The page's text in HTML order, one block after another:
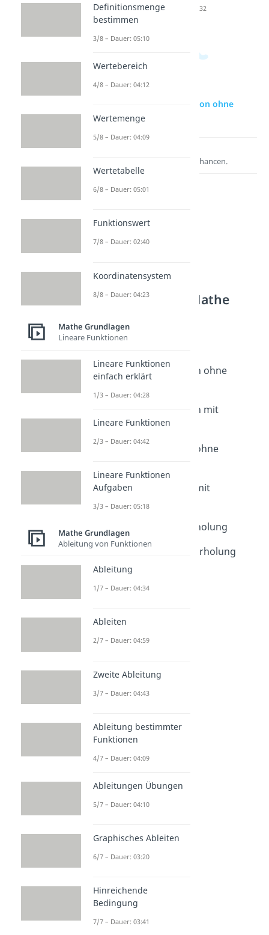
Dauer: 03:32
zur Videoseite: Permutation ohne
Wiederholung
Entdecke hier deine Chancen.
Weitere Inhalte: Mathe
Kombinatorik
Ziehen ohne Zurücklegen ohne
Dauer: 03:28
Ziehen ohne Zurücklegen mit
Reihenfolge
Ziehen mit Zurücklegen ohne
Dauer: 02:32
Ziehen mit Zurücklegen mit
Reihenfolge
Permutation mit Wiederholung
Dauer: 02:17
Permutation ohne Wiederholung
Ziegenproblem
Dauer: 04:41
Definitionsmenge
bestimmen
3/8 – Dauer: 05:10
Wertebereich
4/8 – Dauer: 04:12
Wertemenge
5/8 – Dauer: 04:09
Wertetabelle
6/8 – Dauer: 05:01
Funktionswert
7/8 – Dauer: 02:40
Koordinatensystem
8/8 – Dauer: 04:23
Mathe Grundlagen
Lineare Funktionen
Lineare Funktionen
einfach erklärt
1/3 – Dauer: 04:28
Lineare Funktionen
2/3 – Dauer: 04:42
Lineare Funktionen
Aufgaben
3/3 – Dauer: 05:18
Mathe Grundlagen
Ableitung von Funktionen
Ableitung
1/7 – Dauer: 04:34
Ableiten
2/7 – Dauer: 04:59
Zweite Ableitung
3/7 – Dauer: 04:43
Ableitung bestimmter
Funktionen
4/7 – Dauer: 04:09
Ableitungen Übungen
5/7 – Dauer: 04:10
Graphisches Ableiten
6/7 – Dauer: 03:20
Hinreichende
Bedingung
7/7 – Dauer: 03:41